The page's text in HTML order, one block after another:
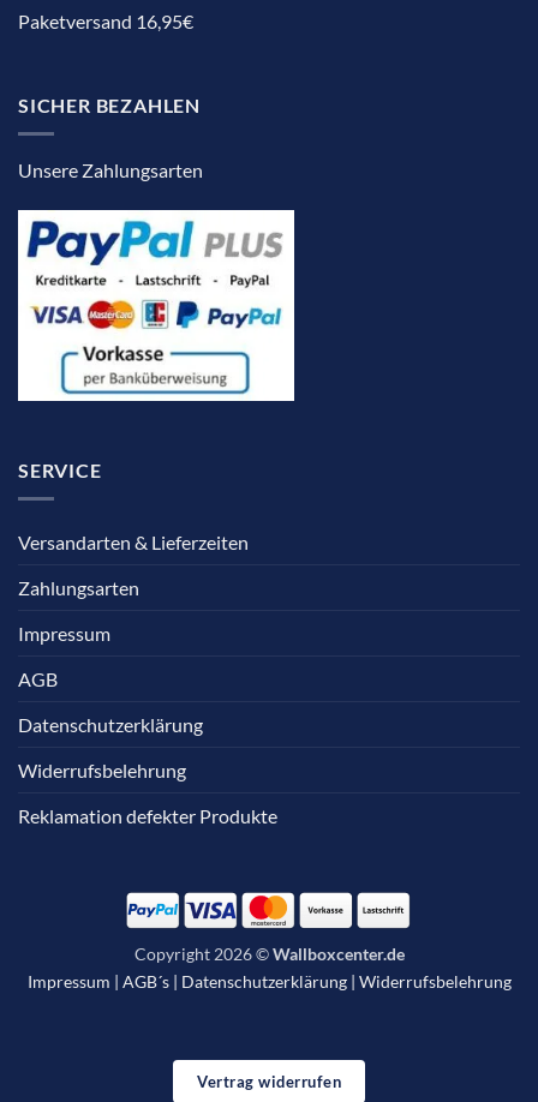
Paketversand 16,95€
SICHER BEZAHLEN
Unsere Zahlungsarten
SERVICE
Versandarten & Lieferzeiten
Zahlungsarten
Impressum
AGB
Datenschutzerklärung
Widerrufsbelehrung
Reklamation defekter Produkte
Copyright 2026 ©Wallboxcenter.de
Impressum | AGB´s| Datenschutzerklärung| Widerrufsbelehrung
Vertrag widerrufen